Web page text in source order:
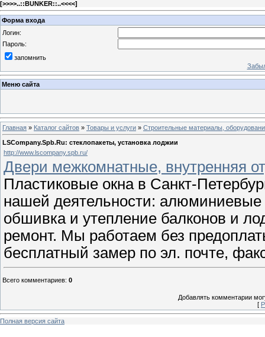
[>>>>..::BUNKER::..<<<<]
Форма входа
Логин:
Пароль:
запомнить
Меню сайта
Главная » Каталог сайтов » Товары и услуги » Строительные материалы,
LSCompany.Spb.Ru: стеклопакеты, установка лоджии
http://www.lscompany.spb.ru/
Двери межкомнатные, внутренняя
Пластиковые окна в Санкт-
нашей деятельности:
обшивка и утепление балконов и
ремонт. Мы работаем без
бесплатный замер по эл. почте,
Всего комментариев: 0
Добавлять комментарии
[
Полная версия сайта